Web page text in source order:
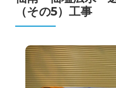
（その5）工事